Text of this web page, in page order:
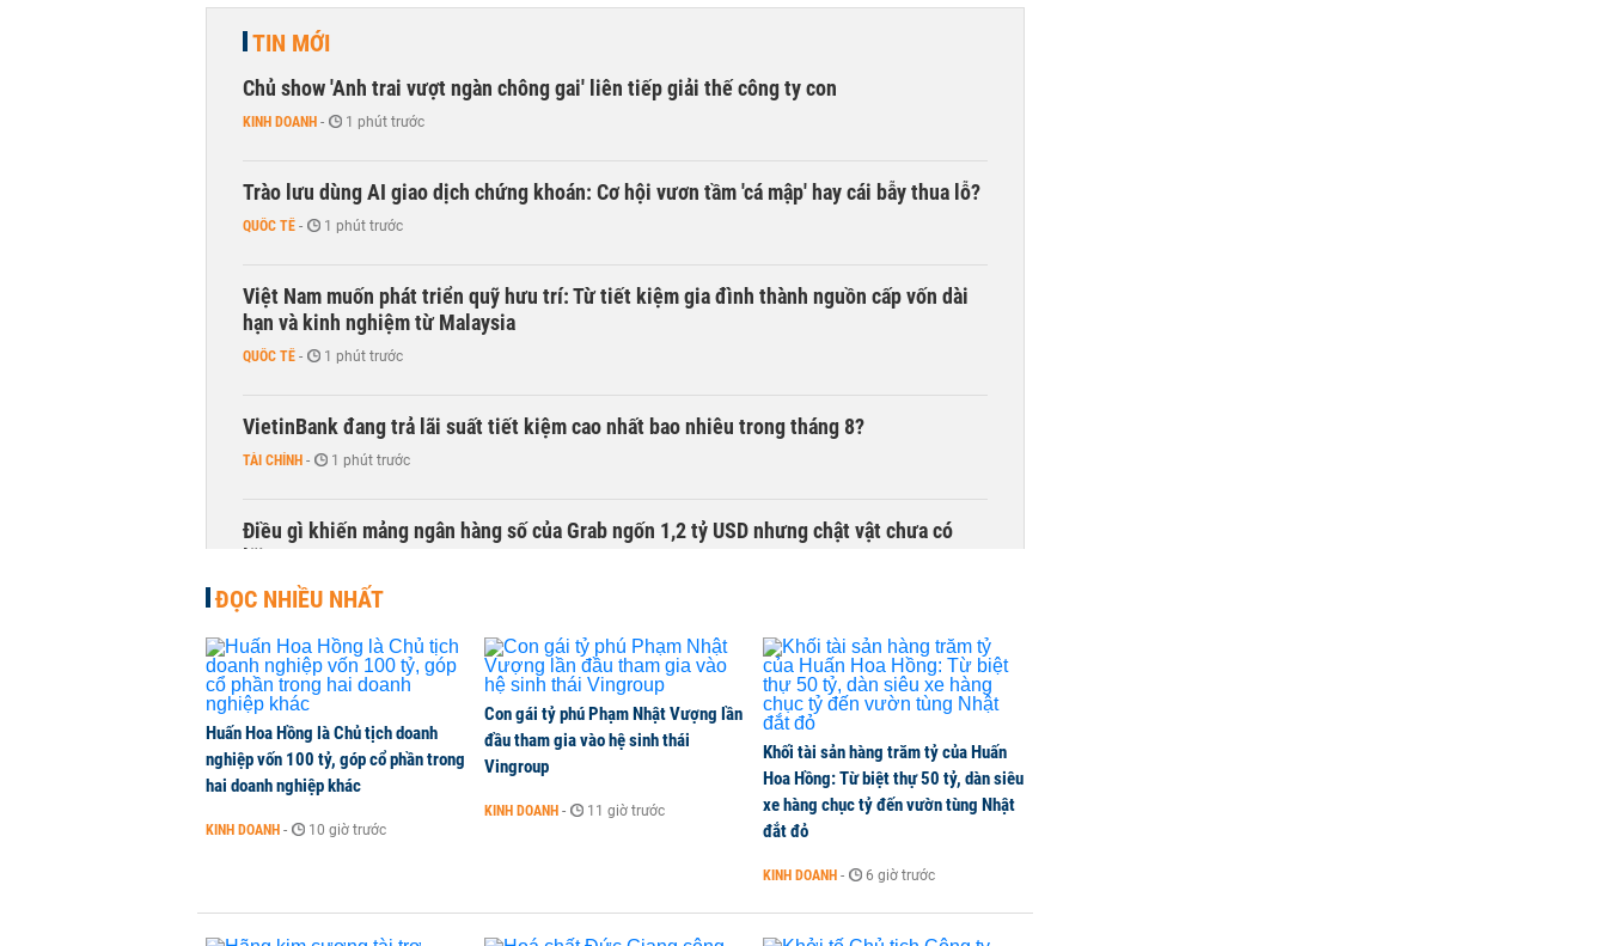
TIN MỚI
Chủ show 'Anh trai vượt ngàn chông gai' liên tiếp giải thế công ty con
KINH DOANH - 1 phút trước
Trào lưu dùng AI giao dịch chứng khoán: Cơ hội vươn tầm 'cá mập' hay cái bẫy thua lỗ?
QUỐC TẾ - 1 phút trước
Việt Nam muốn phát triển quỹ hưu trí: Từ tiết kiệm gia đình thành nguồn cấp vốn dài
hạn và kinh nghiệm từ Malaysia
QUỐC TẾ - 1 phút trước
VietinBank đang trả lãi suất tiết kiệm cao nhất bao nhiêu trong tháng 8?
TÀI CHÍNH - 1 phút trước
Điều gì khiến mảng ngân hàng số của Grab ngốn 1,2 tỷ USD nhưng chật vật chưa có
lãi?
KINH DOANH - 1 phút trước
Quy mô quỹ PYN Elite giảm hơn 2.100 tỷ đồng sau tháng 7 ‘tồi tệ’
CHỨNG KHOÁN - 1 phút trước
Phía sau một Đà Nẵng đáng sống: Điều gì đang tạo nên sức hút của đô thị biển?
CHUYỂN ĐỘNG THỊ TRƯỜNG
Một doanh nghiệp trúng thầu hai khu đô thị hơn 36.000 tỷ ở Mũi Né
ĐỌC NHIỀU NHẤT
Huấn Hoa Hồng là Chủ tịch doanh
nghiệp vốn 100 tỷ, góp cổ phần trong
hai doanh nghiệp khác
KINH DOANH - 10 giờ trước
Con gái tỷ phú Phạm Nhật Vượng lần
đầu tham gia vào hệ sinh thái
Vingroup
KINH DOANH - 11 giờ trước
Khối tài sản hàng trăm tỷ của Huấn
Hoa Hồng: Từ biệt thự 50 tỷ, dàn siêu
xe hàng chục tỷ đến vườn tùng Nhật
đắt đỏ
KINH DOANH - 6 giờ trước